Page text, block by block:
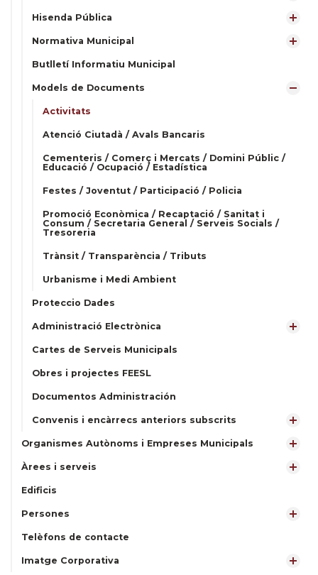
Hisenda Pública
Normativa Municipal
Butlletí Informatiu Municipal
Models de Documents
Activitats
Atenció Ciutadà / Avals Bancaris
Cementeris / Comerç i Mercats / Domini Públic /
Educació / Ocupació / Estadística
Festes / Joventut / Participació / Policia
Promoció Econòmica / Recaptació / Sanitat i
Consum / Secretaria General / Serveis Socials /
Tresoreria
Trànsit / Transparència / Tributs
Urbanisme i Medi Ambient
Proteccio Dades
Administració Electrònica
Cartes de Serveis Municipals
Obres i projectes FEESL
Documentos Administración
Convenis i encàrrecs anteriors subscrits
Organismes Autònoms i Empreses Municipals
Àrees i serveis
Edificis
Persones
Telèfons de contacte
Imatge Corporativa